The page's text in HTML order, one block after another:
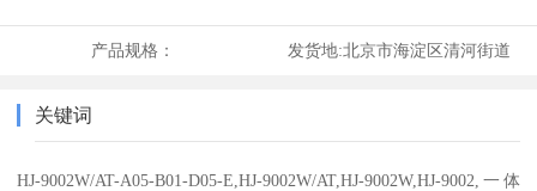
产品规格： 发货地:北京市海淀区清河街道
关键词
HJ-9002W/AT-A05-B01-D05-E,HJ-9002W/AT,HJ-9002W,HJ-9002,一体